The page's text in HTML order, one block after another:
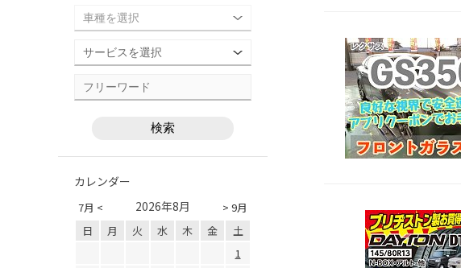
カレンダー
7月 < > 9月
2026年8月
日 月 火 水 木 金
土
1